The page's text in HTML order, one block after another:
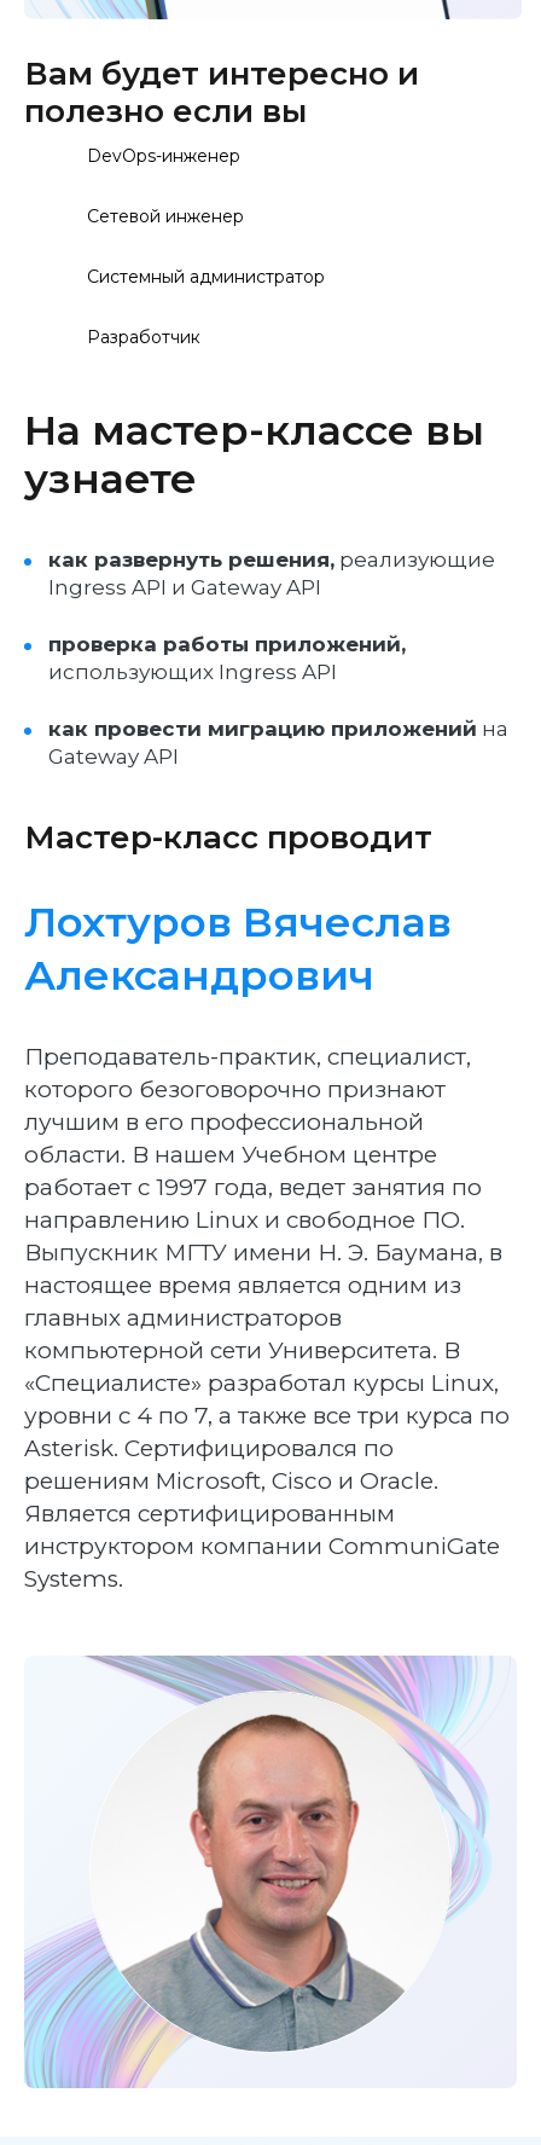
Вам будет интересно и
полезно если вы
DevOps-инженер
Сетевой инженер
Системный администратор
Разработчик
На мастер-классе вы
узнаете
как развернуть решения, реализующие
Ingress API и Gateway API
проверка работы приложений,
использующих Ingress API
как провести миграцию приложений на
Gateway API
Мастер-класс проводит
Лохтуров Вячеслав
Александрович
Преподаватель-практик, специалист,
которого безоговорочно признают
лучшим в его профессиональной
области. В нашем Учебном центре
работает с 1997 года, ведет занятия по
направлению Linux и свободное ПО.
Выпускник МГТУ имени Н. Э. Баумана, в
настоящее время является одним из
главных администраторов
компьютерной сети Университета. В
«Специалисте» разработал курсы Linux,
уровни с 4 по 7, а также все три курса по
Asterisk. Сертифицировался по
решениям Microsoft, Cisco и Oracle.
Является сертифицированным
инструктором компании CommuniGate
Systems.